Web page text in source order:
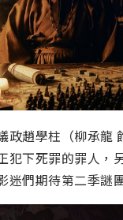
趙學柱（柳承龍
犯下死罪的罪人，
迷們期待第二季謎